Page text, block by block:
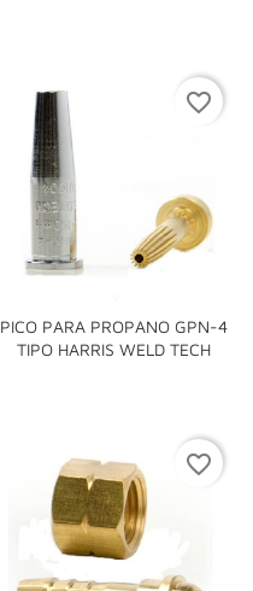
PICO PARA PROPANO GPN-4
TIPO HARRIS WELD TECH
favorite_border
favorite_border